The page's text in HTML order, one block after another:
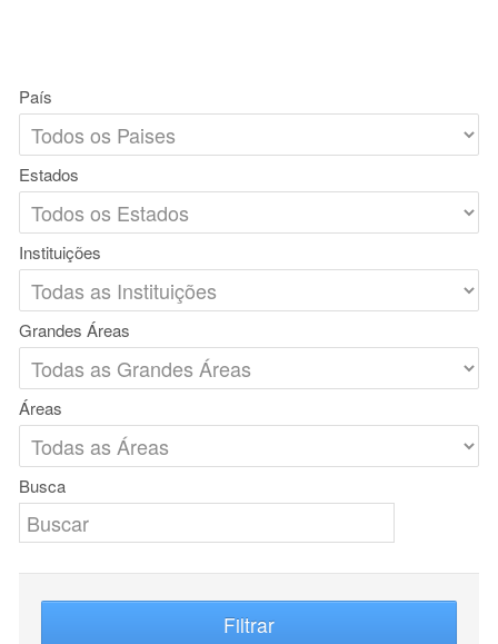
País
Estados
Instituições
Grandes Áreas
Áreas
Busca
Filtrar